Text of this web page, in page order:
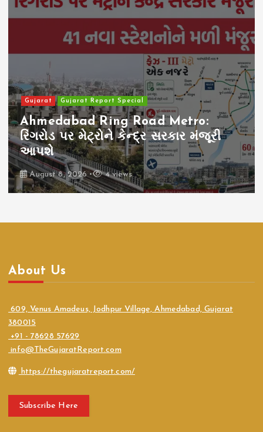
Gujarat Gujarat Report Special
Ahmedabad Ring Road Metro:
રિંગરોડ પર મેટ્રોને કેન્દ્ર સરકાર મંજૂરી
આપશે
August 8, 2026 4 views
About Us
609, Venus Amadeus, Jodhpur Village, Ahmedabad, Gujarat
380015
+91 - 78628 57629
info@TheGujaratReport.com
https://thegujaratreport.com/
Subscribe Here